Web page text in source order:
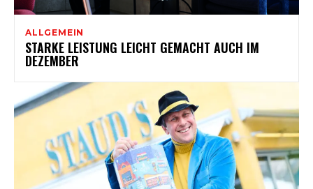
ALLGEMEIN
STARKE LEISTUNG LEICHT GEMACHT AUCH IM
DEZEMBER